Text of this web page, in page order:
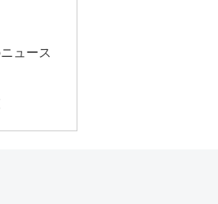
ュース